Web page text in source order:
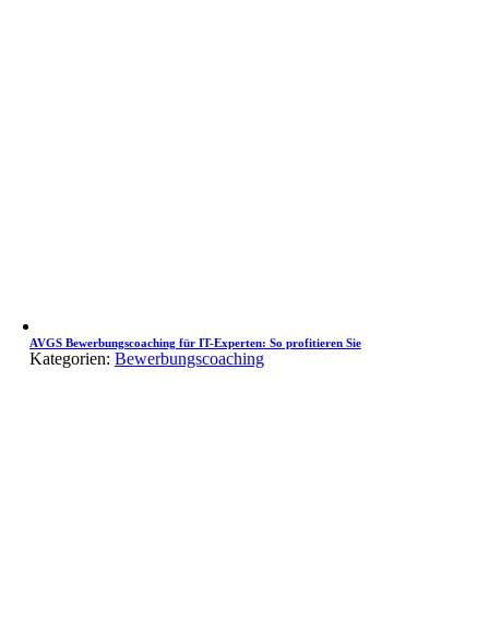
AVGS Bewerbungscoaching für IT-Experten: So profitieren Sie
Kategorien: Bewerbungscoaching